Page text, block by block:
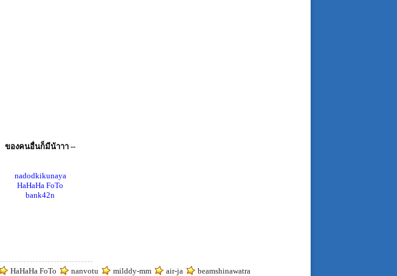
ของคนอื่นก็มีน้าาา --
nadodkikunaya
HaHaHa FoTo
bank42n
HaHaHa FoTo nanvotu milddy-mm air-ja
beamshinawatra